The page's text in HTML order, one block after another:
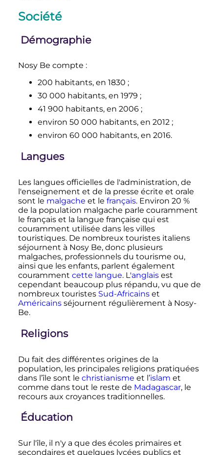
Société
Démographie
Nosy Be compte :
200 habitants, en 1830 ;
30 000 habitants, en 1979 ;
41 900 habitants, en 2006 ;
environ 50 000 habitants, en 2012 ;
environ 60 000 habitants, en 2016.
Langues
Les langues officielles de l'administration, de
l'enseignement et de la presse écrite et orale
sont le malgache et le français. Environ 20 %
de la population malgache parle couramment
le français et la langue française qui est
couramment utilisée dans les villes
touristiques. De nombreux touristes italiens
séjournent à Nosy Be, donc plusieurs
malgaches, professionnels du tourisme ou,
ainsi que les enfants, parlent également
couramment cette langue. L'anglaisest
cependant beaucoup plus répandu, vu que de
nombreux touristes Sud-Africainset
Américainsséjournent régulièrement à Nosy-
Be.
Religions
Du fait des différentes origines de la
population, les principales religions pratiquées
dans l’île sont le christianisme et l’islam et
comme dans tout le reste de Madagascar, le
recours aux croyances traditionnelles.
Éducation
Sur l'île, il n'y a que des écoles primaires et
secondaires et quelques lycées publics et